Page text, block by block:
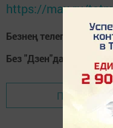
https://max.ru/
Безнең телеграм
Без "Дзен"да!
Перейти на